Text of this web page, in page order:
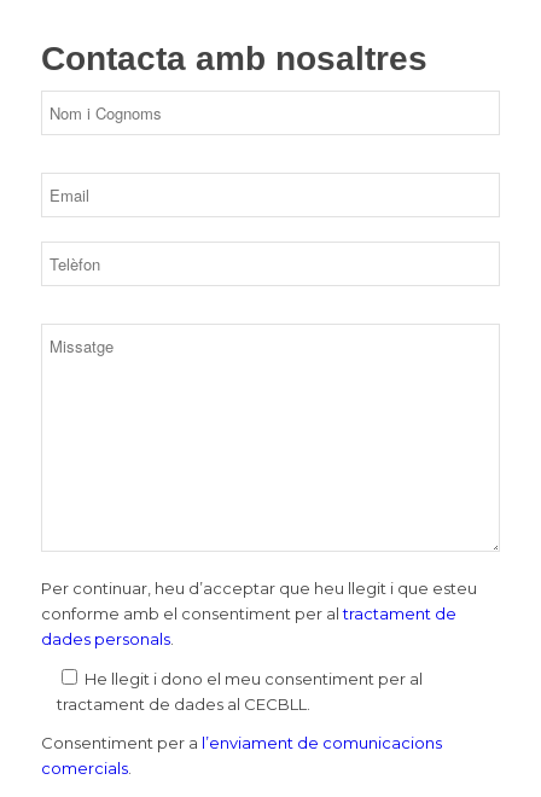
Contacta amb nosaltres
Per continuar, heu d’acceptar que heu llegit i que esteu
conforme amb el consentiment per altractament de
dades personals.
He llegit i dono el meu consentiment per al
tractament de dades al CECBLL.
Consentiment per a l’enviament de comunicacions
comercials.